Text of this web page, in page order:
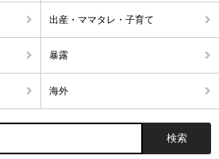
出産・ママタレ・子育て
暴露
海外